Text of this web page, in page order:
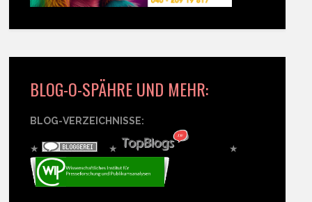
BLOG-O-SPÄHRE UND MEHR:
BLOG-VERZEICHNISSE:
★ ★ ★